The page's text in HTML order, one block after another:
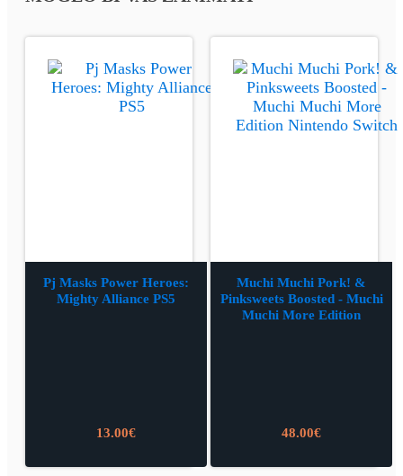
Pj Masks Power Heroes:
Mighty Alliance PS5
13.00€
Muchi Muchi Pork! &
Pinksweets Boosted - Muchi
Muchi More Edition
48.00€